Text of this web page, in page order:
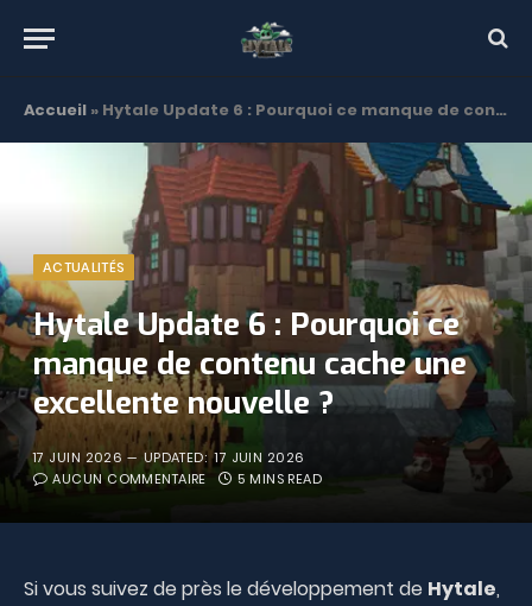
Accueil » Hytale Update 6 : Pourquoi ce manque de contenu cache une excellente nouvelle ?
ACTUALITÉS
Hytale Update 6 : Pourquoi ce
manque de contenu cache une
excellente nouvelle ?
17 JUIN 2026 UPDATED: 17 JUIN 2026
AUCUN COMMENTAIRE
5 MINS READ
Si vous suivez de près le développement de Hytale,